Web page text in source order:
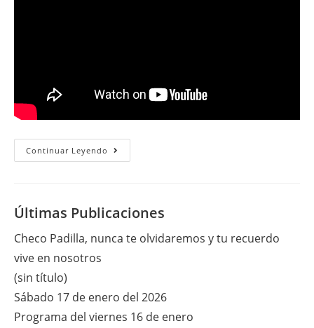
Continuar Leyendo Domingo
28
Últimas Publicaciones
Checo Padilla, nunca te olvidaremos y tu recuerdo
vive en nosotros
(sin título)
Sábado 17 de enero del 2026
Programa del viernes 16 de enero